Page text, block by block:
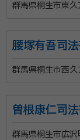
群馬県桐生市東
腰塚有吾司
群馬県桐生市西
曽根康仁司
群馬県桐生市広